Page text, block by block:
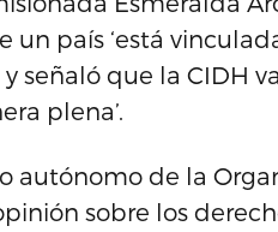
un país ‘está
señaló que la CIDH
plena’.
autónomo de la
sobre los